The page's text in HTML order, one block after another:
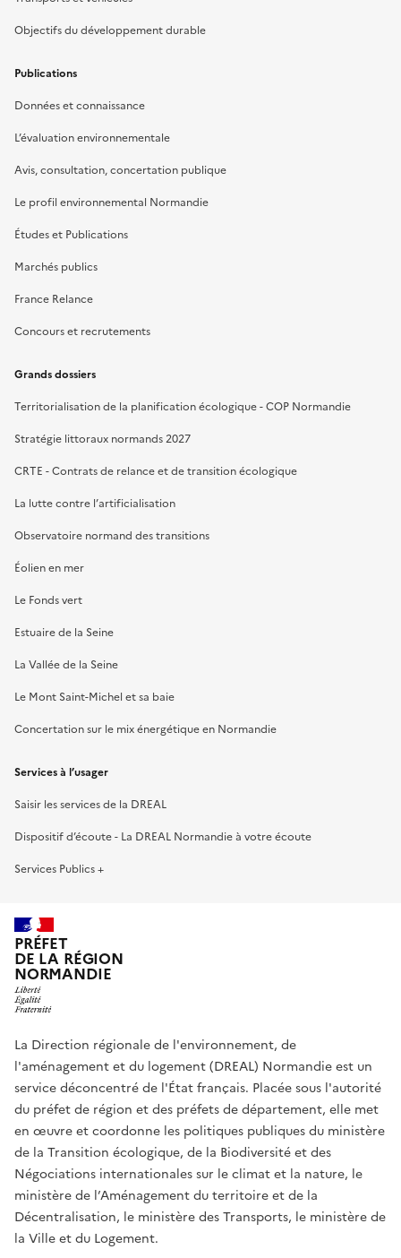
Objectifs du développement durable
Publications
Données et connaissance
L’évaluation environnementale
Avis, consultation, concertation publique
Le profil environnemental Normandie
Études et Publications
Marchés publics
France Relance
Concours et recrutements
Grands dossiers
Territorialisation de la planification écologique - COP Normandie
Stratégie littoraux normands 2027
CRTE - Contrats de relance et de transition écologique
La lutte contre l’artificialisation
Observatoire normand des transitions
Éolien en mer
Le Fonds vert
Estuaire de la Seine
La Vallée de la Seine
Le Mont Saint-Michel et sa baie
Concertation sur le mix énergétique en Normandie
Services à l’usager
Saisir les services de la DREAL
Dispositif d’écoute - La DREAL Normandie à votre écoute
Services Publics +
PRÉFET
DE LA RÉGION
NORMANDIE
La Direction régionale de l'environnement, de
l'aménagement et du logement (DREAL) Normandie est un
service déconcentré de l'État français. Placée sous l'autorité
du préfet de région et des préfets de département, elle met
en œuvre et coordonne les politiques publiques du ministère
de la Transition écologique, de la Biodiversité et des
Négociations internationales sur le climat et la nature, le
ministère de l’Aménagement du territoire et de la
Décentralisation, le ministère des Transports, le ministère de
la Ville et du Logement.